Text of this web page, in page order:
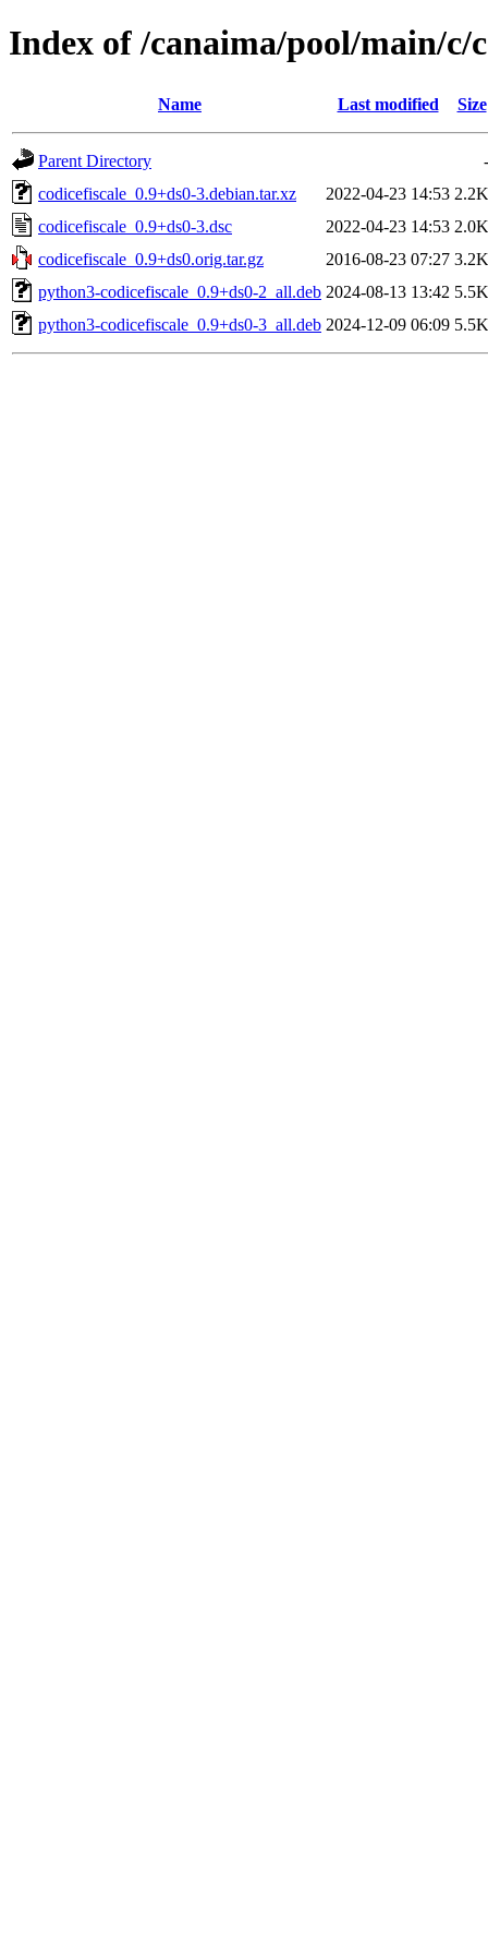
Index of /canaima/pool/main/c/
Name Last modified Size
Parent Directory
-
codicefiscale_0.9+ds0-3.debian.tar.xz
2022-04-23 14:53 2.2K
codicefiscale_0.9+ds0-3.dsc
2022-04-23 14:53 2.0K
codicefiscale_0.9+ds0.orig.tar.gz
2016-08-23 07:27 3.2K
python3-codicefiscale_0.9+ds0-2_all.deb 2024-08-13 13:42 5.5K
python3-codicefiscale_0.9+ds0-3_all.deb 2024-12-09 06:09 5.5K